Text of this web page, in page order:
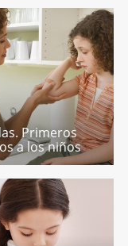
Primeros
a los niños